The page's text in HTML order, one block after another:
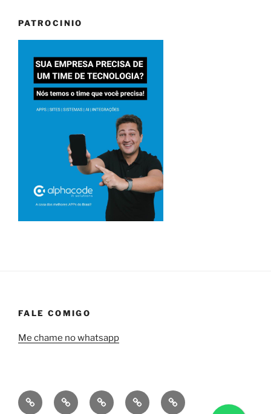
PATROCINIO
FALE COMIGO
Me chame no whatsapp
Quem
Minha
ContrateSoluçõesTecnologia